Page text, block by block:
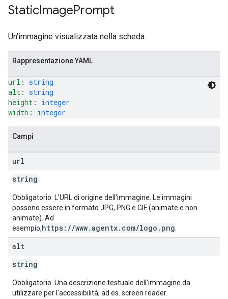
StaticImagePrompt
Un'immagine visualizzata nella scheda.
Rappresentazione YAML
url : string
alt : string
height : integer
width : integer
Campi
url
string
Obbligatorio. L'URL di origine dell'immagine. Le immagini
possono essere in formato JPG, PNG e GIF (animate e non
animate). Ad
esempio,https://www.agentx.com/logo.png
alt
string
Obbligatorio. Una descrizione testuale dell'immagine da
utilizzare per l'accessibilità, ad es. screen reader.